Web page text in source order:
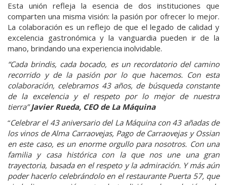
Esta unión refleja la esencia de dos instituciones que
comparten una misma visión: la pasión por ofrecer lo mejor.
La colaboración es un reflejo de que el legado de calidad y
excelencia gastronómica y la vanguardia pueden ir de la
mano, brindando una experiencia inolvidable.
“Cada brindis, cada bocado, es un recordatorio del camino
recorrido y de la pasión por lo que hacemos. Con esta
colaboración, celebramos 43 años, de búsqueda constante
de la excelencia y el respeto por lo mejor de nuestra
tierra”Javier Rueda, CEO de La Máquina
“Celebrar el 43 aniversario del La Máquina con 43 añadas de
los vinos de Alma Carraovejas, Pago de Carraovejas y Ossian
en este caso, es un enorme orgullo para nosotros. Con una
familia y casa histórica con la que nos une una gran
trayectoria, basada en el respeto y la admiración. Y más aún
poder hacerlo celebrándolo en el restaurante Puerta 57, que